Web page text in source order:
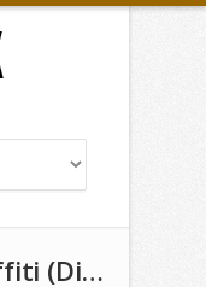
Digitale graffiti (DigiSpray) in Rotterdam